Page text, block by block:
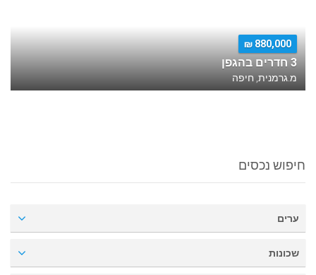
880,000 ₪
3 חדרים בהגפן
מ.גרמנית, חיפה
חיפוש נכסים
ערים
שכונות